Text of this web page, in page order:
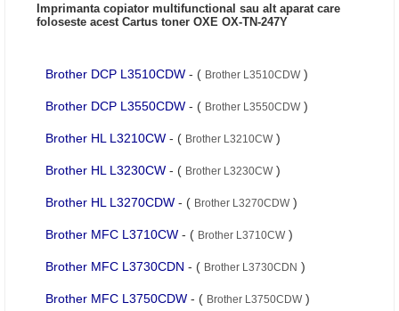
Imprimanta copiator multifunctional sau alt aparat care
foloseste acest Cartus toner OXE OX-TN-247Y
Brother DCP L3510CDW - ( Brother L3510CDW)
Brother DCP L3550CDW - ( Brother L3550CDW)
Brother HL L3210CW - ( Brother L3210CW)
Brother HL L3230CW - ( Brother L3230CW)
Brother HL L3270CDW - ( Brother L3270CDW)
Brother MFC L3710CW - ( Brother L3710CW)
Brother MFC L3730CDN - ( Brother L3730CDN )
Brother MFC L3750CDW - ( Brother L3750CDW)